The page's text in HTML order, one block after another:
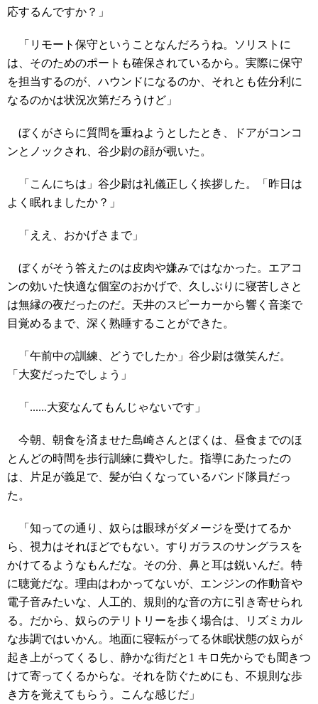
応するんですか？」
「リモート保守ということなんだろうね。ソリストに
は、そのためのポートも確保されているから。実際に保守
を担当するのが、ハウンドになるのか、それとも佐分利に
なるのかは状況次第だろうけど」
ぼくがさらに質問を重ねようとしたとき、ドアがコンコ
ンとノックされ、谷少尉の顔が覗いた。
「こんにちは」谷少尉は礼儀正しく挨拶した。「昨日は
よく眠れましたか？」
「ええ、おかげさまで」
ぼくがそう答えたのは皮肉や嫌みではなかった。エアコ
ンの効いた快適な個室のおかげで、久しぶりに寝苦しさと
は無縁の夜だったのだ。天井のスピーカーから響く音楽で
目覚めるまで、深く熟睡することができた。
「午前中の訓練、どうでしたか」谷少尉は微笑んだ。
「大変だったでしょう」
「......大変なんてもんじゃないです」
今朝、朝食を済ませた島崎さんとぼくは、昼食までのほ
とんどの時間を歩行訓練に費やした。指導にあたったの
は、片足が義足で、髪が白くなっているバンド隊員だっ
た。
「知っての通り、奴らは眼球がダメージを受けてるか
ら、視力はそれほどでもない。すりガラスのサングラスを
かけてるようなもんだな。その分、鼻と耳は鋭いんだ。特
に聴覚だな。理由はわかってないが、エンジンの作動音や
電子音みたいな、人工的、規則的な音の方に引き寄せられ
る。だから、奴らのテリトリーを歩く場合は、リズミカル
な歩調ではいかん。地面に寝転がってる休眠状態の奴らが
起き上がってくるし、静かな街だと1 キロ先からでも聞きつ
けて寄ってくるからな。それを防ぐためにも、不規則な歩
き方を覚えてもらう。こんな感じだ」